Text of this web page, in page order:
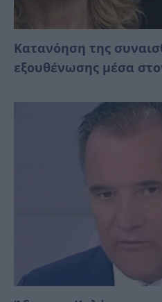
Κατανόηση της
εξουθένωσης μέσα